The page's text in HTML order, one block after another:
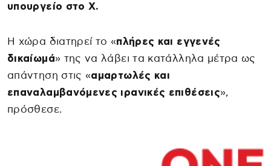
υπουργείο στο X.
Η χώρα διατηρεί το «πλήρες και εγγενές
δικαίωμά» της να λάβει τα κατάλληλα μέτρα ως
απάντηση στις «αμαρτωλές και
επαναλαμβανόμενες ιρανικές επιθέσεις»,
πρόσθεσε.